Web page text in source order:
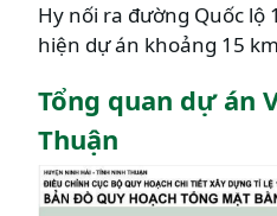
Hy nối ra đường Quốc lộ
hiện dự án khoảng 15
Tổng quan dự án
Thuận